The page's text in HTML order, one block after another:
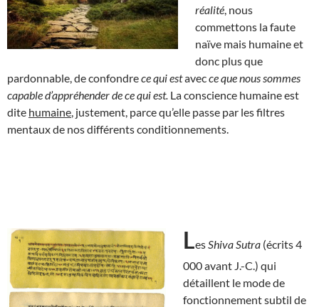
réalité , nous
commettons la faute
naïve mais humaine et
donc plus que
pardonnable, de confondrece qui estavecce que nous sommes
capable d’appréhender de ce qui est. La conscience humaine est
dite humaine , justement, parce qu’elle passe par les filtres
mentaux de nos différents conditionnements.
Les Shiva Sutra (écrits 4
000 avant J.-C.) qui
détaillent le mode de
fonctionnement subtil de